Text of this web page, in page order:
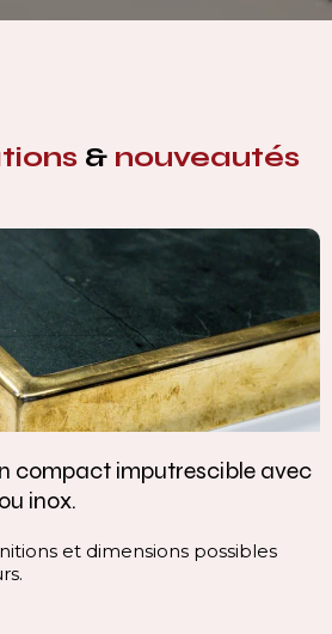
& nouveautés
compact imputrescible avec
inox.
et dimensions possibles